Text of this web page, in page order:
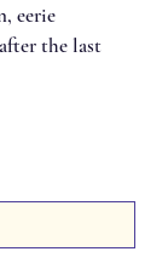
eerie
the last